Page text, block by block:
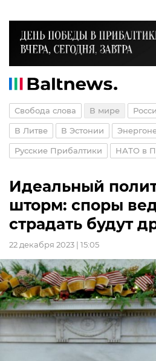
Свобода слова В мире
В Литве В Эстонии
Русские Прибалтики НАТО в
Идеальный
шторм: споры
страдать будут
22 декабря 2023 | 15:05